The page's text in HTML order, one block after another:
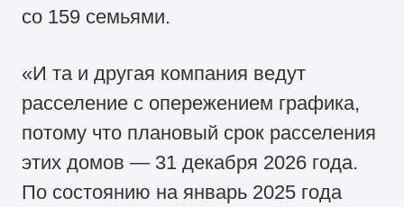
со 159 семьями.
«И та и другая компания ведут
расселение с опережением графика,
потому что плановый срок расселения
этих домов — 31 декабря 2026 года.
По состоянию на январь 2025 года